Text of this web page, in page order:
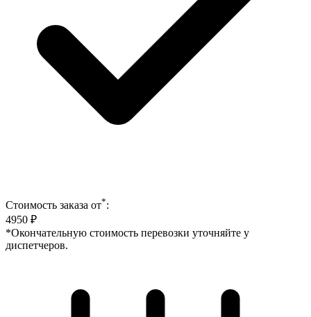
Стоимость заказа от*:
4950 ₽
*Окончательную стоимость перевозки уточняйте у
диспетчеров.